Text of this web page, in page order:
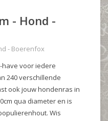
- Hond -
- Boerenfox
have voor iedere
240 verschillende
ook jouw hondenras in
qua diameter en is
Wis